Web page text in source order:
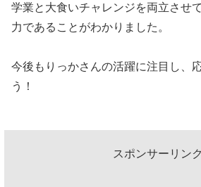
学業と大食いチャレンジを両立させ
力であることがわかりました。
今後もりっかさんの活躍に注目し、
う！
スポンサーリンク